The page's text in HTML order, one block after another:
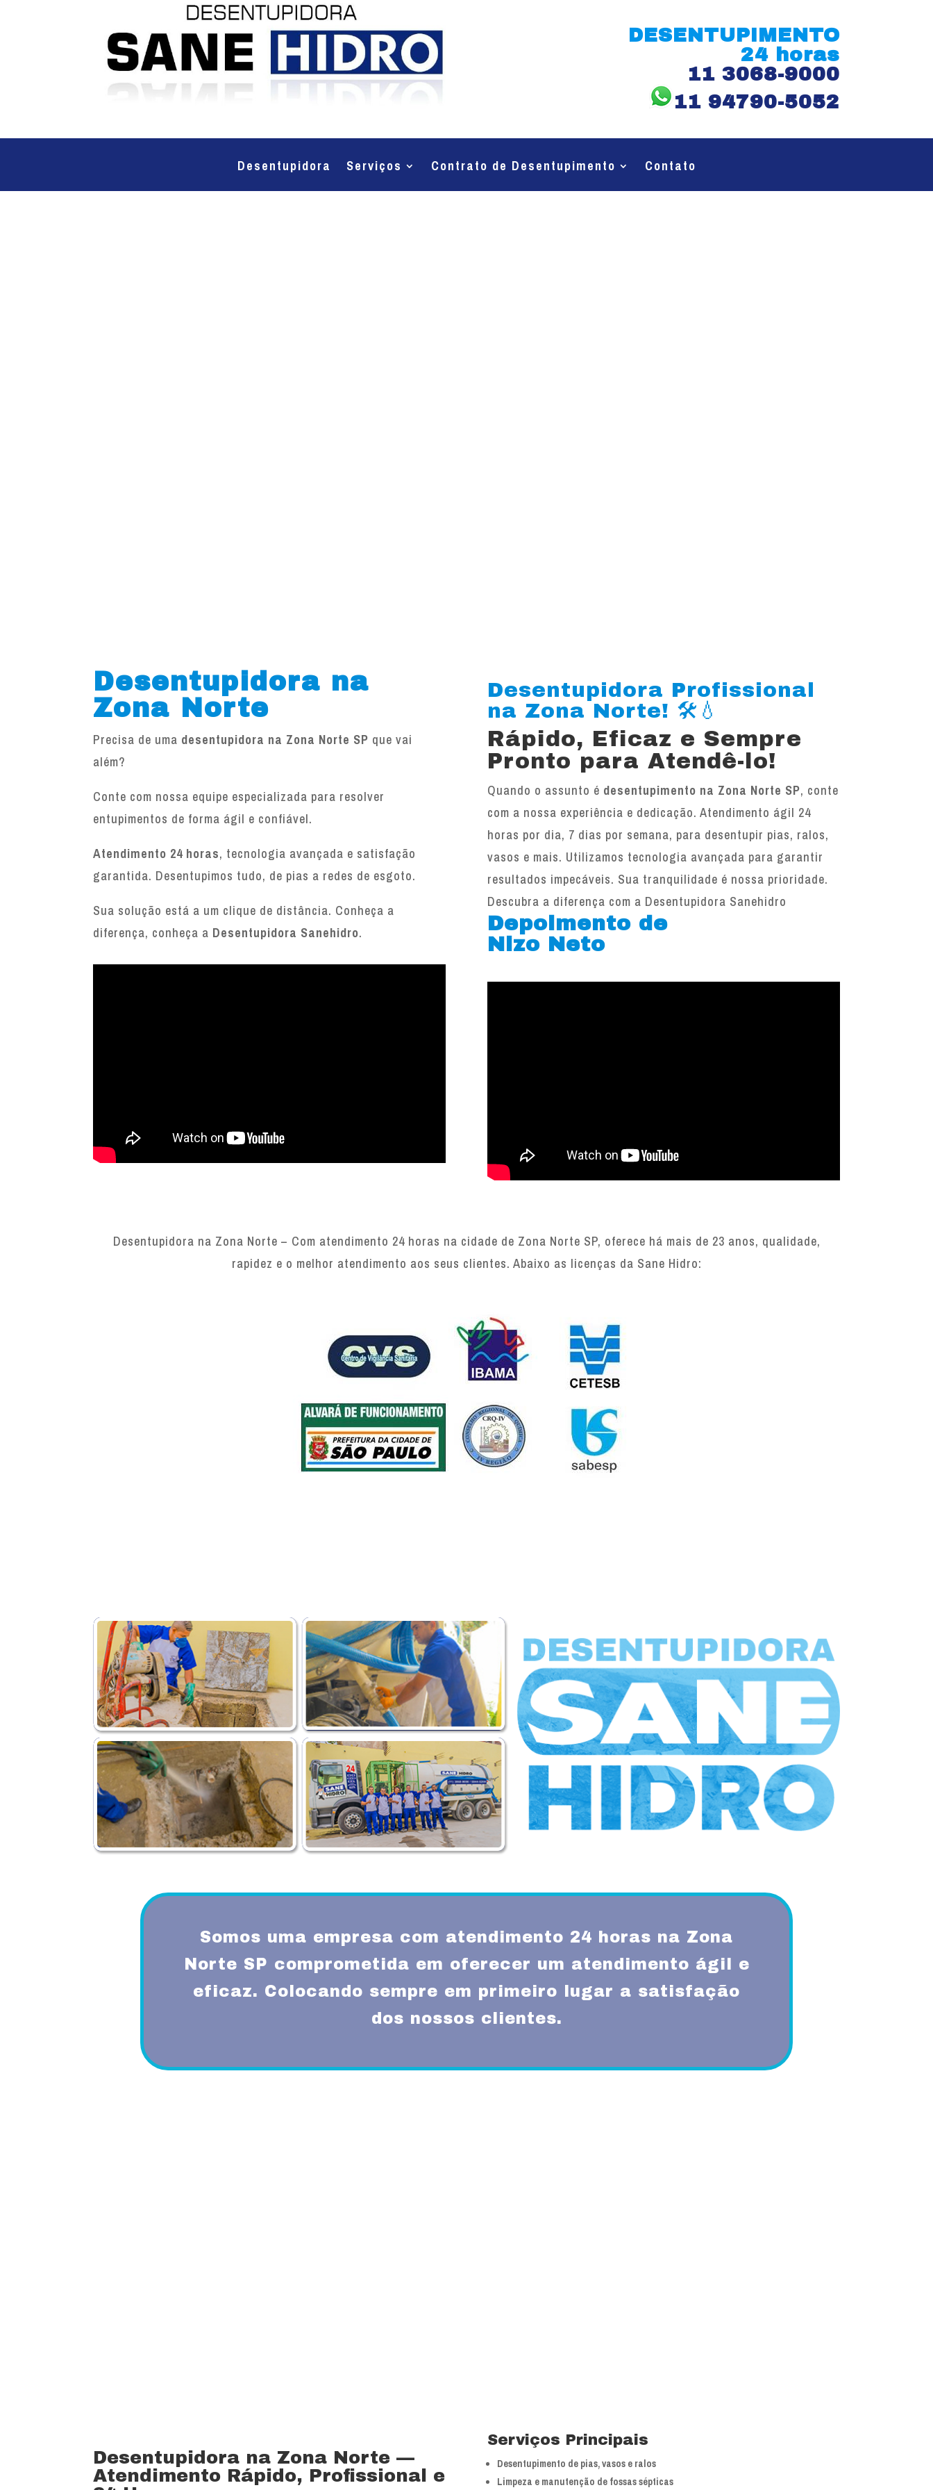
DESENTUPIMENTO
24 horas
11 3068-9000
11 94790-5052
Desentupidora Serviços Contrato de Desentupimento Contato
Desentupidora na
Zona Norte
Precisa de uma desentupidora na Zona Norte SP que vai
além?
Conte com nossa equipe especializada para resolver
entupimentos de forma ágil e confiável.
Atendimento 24 horas, tecnologia avançada e satisfação
garantida. Desentupimos tudo, de pias a redes de esgoto.
Sua solução está a um clique de distância. Conheça a
diferença, conheça a Desentupidora Sanehidro.
Desentupidora Profissional
na Zona Norte! 🛠️💧
Rápido, Eficaz e Sempre
Pronto para Atendê-lo!
Quando o assunto é desentupimento na Zona Norte SP, conte
com a nossa experiência e dedicação. Atendimento ágil 24
horas por dia, 7 dias por semana, para desentupir pias, ralos,
vasos e mais. Utilizamos tecnologia avançada para garantir
resultados impecáveis. Sua tranquilidade é nossa prioridade.
Descubra a diferença com a Desentupidora Sanehidro
Depoimento de
Nizo Neto
Desentupidora na Zona Norte – Com atendimento 24 horas na cidade de Zona Norte SP, oferece há mais de 23 anos, qualidade,
rapidez e o melhor atendimento aos seus clientes. Abaixo as licenças da Sane Hidro:
Somos uma empresa com atendimento 24 horas na Zona
Norte SP comprometida em oferecer um atendimento ágil e
eficaz. Colocando sempre em primeiro lugar a satisfação
dos nossos clientes.
Desentupidora na Zona Norte —
Atendimento Rápido, Profissional e
Serviços Principais
Desentupimento de pias, vasos e ralos
Limpeza e manutenção de fossas sépticas